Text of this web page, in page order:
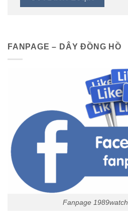
FANPAGE – DÂY ĐỒNG HỒ
Fanpage 1989watch